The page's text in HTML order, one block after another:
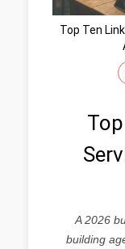
Top Ten
A 2026
building